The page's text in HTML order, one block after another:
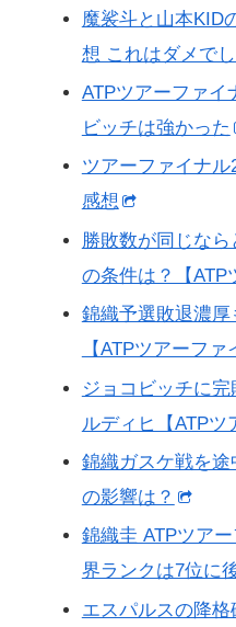
魔裟斗と山本KID
想 これはダメでし
ATPツアーファイ
ビッチは強かった
ツアーファイナ
感想
勝敗数が同じな
の条件は？【ATP
錦織予選敗退濃
【ATPツアーファ
ジョコビッチに
ルディヒ【ATPツ
錦織ガスケ戦を
の影響は？
錦織圭 ATPツア
界ランクは7位に
エスパルスの降